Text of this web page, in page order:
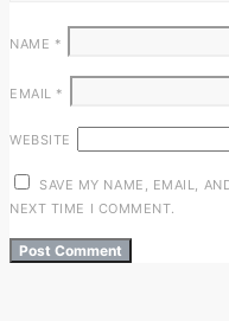
NAME *
EMAIL *
WEBSITE
SAVE MY NAME, EMAIL,
NEXT TIME I COMMENT.